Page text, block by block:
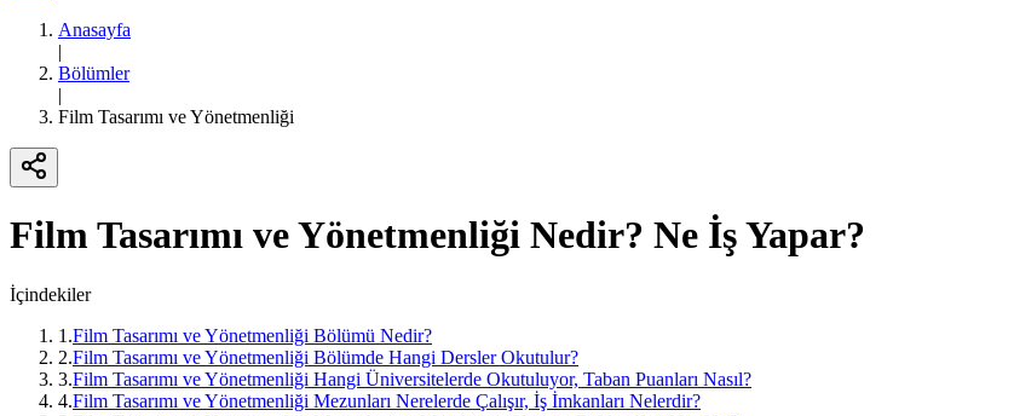
Anasayfa
|
Bölümler
|
Film Tasarımı ve Yönetmenliği
Film Tasarımı ve Yönetmenliği Nedir? Ne İş Yapar?
İçindekiler
1 .Film Tasarımı ve Yönetmenliği Bölümü Nedir?
2.Film Tasarımı ve Yönetmenliği Bölümde Hangi Dersler Okutulur?
3.Film Tasarımı ve Yönetmenliği Hangi Üniversitelerde Okutuluyor, Taban Puanları Nasıl?
4.Film Tasarımı ve Yönetmenliği Mezunları Nerelerde Çalışır, İş İmkanları Nelerdir?